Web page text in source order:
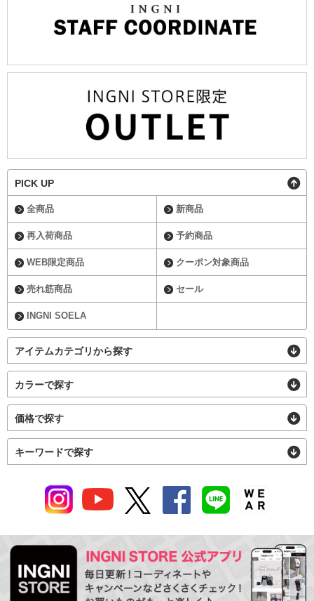
PICK UP
全商品 新商品
再入荷商品 予約商品
WEB限定商品 クーポン対象商品
売れ筋商品 セール
INGNI SOELA
アイテムカテゴリから探す
カラーで探す
価格で探す
キーワードで探す